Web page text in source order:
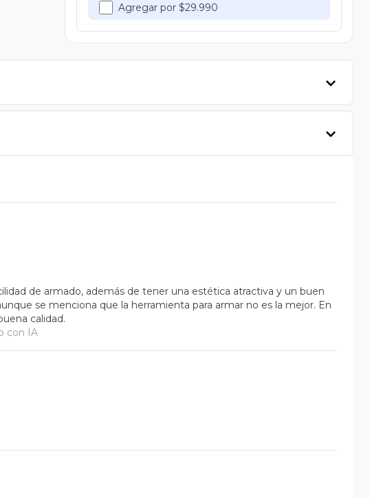
Agregar por $29.990
de armado, además de tener una estética atractiva y un buen
se menciona que la herramienta para armar no es la mejor. En
calidad.
con IA